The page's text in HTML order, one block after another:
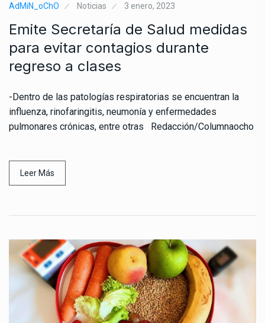
AdMiN_oChO Noticias 3 enero, 2023
Emite Secretaría de Salud medidas
para evitar contagios durante
regreso a clases
-Dentro de las patologías respiratorias se encuentran la
influenza, rinofaringitis, neumonía y enfermedades
pulmonares crónicas, entre otras Redacción/Columnaocho
Leer Más